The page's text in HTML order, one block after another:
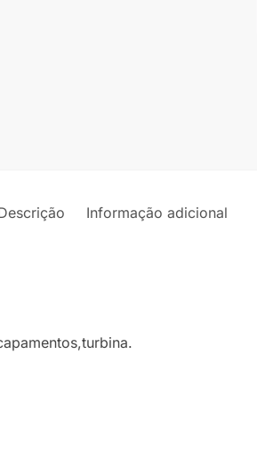
Informação adicional